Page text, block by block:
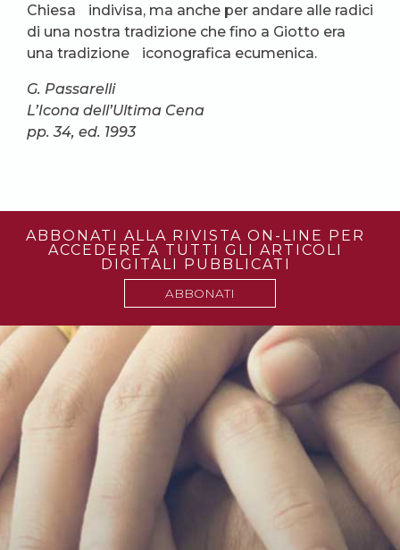
Chiesa indivisa, ma anche per andare alle radici
di una nostra tradizione che fino a Giotto era
una tradizione iconografica ecumenica.
G. Passarelli
L’Icona dell’Ultima Cena
pp. 34, ed. 1993
ABBONATI ALLA RIVISTA ON-LINE PER
ACCEDERE A TUTTI GLI ARTICOLI
DIGITALI PUBBLICATI
ABBONATI